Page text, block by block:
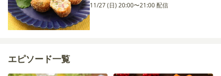
11/27 (日) 20:00〜21:00 配信
エピソード一覧